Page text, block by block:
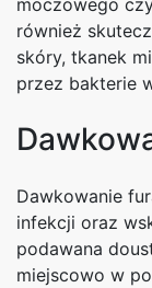
również
skóry, tkanek
przez bakterie
Dawkowanie
infekcji oraz
podawana
miejscowo w